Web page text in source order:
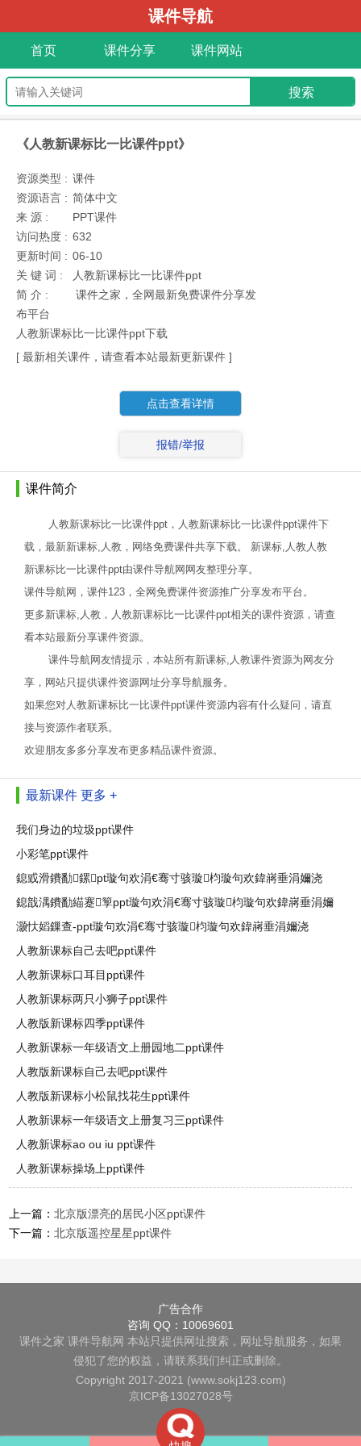
课件导航
首页 课件分享 课件网站
《人教新课标比一比课件ppt》
资源类型 : 课件
资源语言 : 简体中文
来 源 :
PPT课件
访问热度 : 632
更新时间 : 06-10
关 键 词 :
人教新课标比一比课件ppt
简 介 :
课件之家，全网最新免费课件分享发
布平台
人教新课标比一比课件ppt下载
[ 最新相关课件，请查看本站最新更新课件 ]
点击查看详情
报错/举报
课件简介
人教新课标比一比课件ppt，人教新课标比一比课件ppt课件下
载，最新新课标,人教，网络免费课件共享下载。 新课标,人教人教
新课标比一比课件ppt由课件导航网网友整理分享。
课件导航网，课件123，全网免费课件资源推广分享发布平台。
更多新课标,人教，人教新课标比一比课件ppt相关的课件资源，请查
看本站最新分享课件资源。
课件导航网友情提示，本站所有新课标,人教课件资源为网友分
享，网站只提供课件资源网址分享导航服务。
如果您对人教新课标比一比课件ppt课件资源内容有什么疑问，请直
接与资源作者联系。
欢迎朋友多多分享发布更多精品课件资源。
最新课件 更多 +
我们身边的垃圾ppt课件
小彩笔ppt课件
鎴戜滑鐨勫鏍pt璇句欢涓€骞寸骇璇枃璇句欢鍏嶈垂涓嬭浇
鎴戠湡鐨勫緢蹇箰ppt璇句欢涓€骞寸骇璇枃璇句欢鍏嶈垂涓嬭
灏忕嫍鏁查-ppt璇句欢涓€骞寸骇璇枃璇句欢鍏嶈垂涓嬭浇
人教新课标自己去吧ppt课件
人教新课标口耳目ppt课件
人教新课标两只小狮子ppt课件
人教版新课标四季ppt课件
人教新课标一年级语文上册园地二ppt课件
人教版新课标自己去吧ppt课件
人教版新课标小松鼠找花生ppt课件
人教新课标一年级语文上册复习三ppt课件
人教新课标ao ou iu ppt课件
人教新课标操场上ppt课件
上一篇：北京版漂亮的居民小区ppt课件
下一篇：北京版遥控星星ppt课件
广告合作
咨询 QQ：10069601
课件之家 课件导航网 本站只提供网址搜索，网址导航服务，如果
侵犯了您的权益，请联系我们纠正或删除。
Copyright 2017-2021 (www.sokj123.com)
京ICP备13027028号